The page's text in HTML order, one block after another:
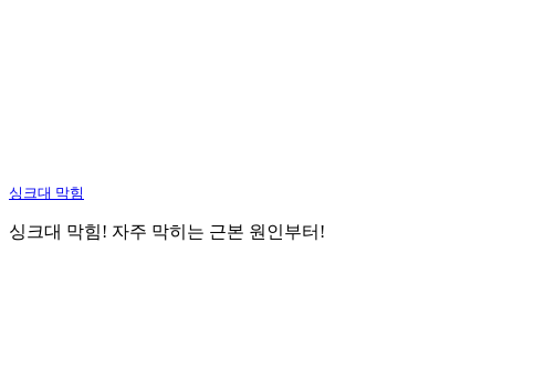
싱크대 막힘
싱크대 막힘! 자주 막히는 근본 원인부터!